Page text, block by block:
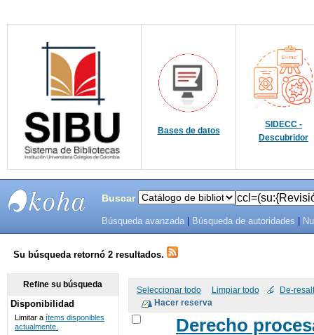
Bases de datos
SIDECC -
Descubridor
SISTEMAS
DE
BIBLIOTECAS
Buscar
Búsqueda avanzada Búsqueda de autoridades
Su búsqueda retornó 2 resultados.
Seleccionar todo Limpiar todo De-
Derecho
Refine su búsqueda
Disponibilidad
Limitar a ítems disponibles
actualmente.